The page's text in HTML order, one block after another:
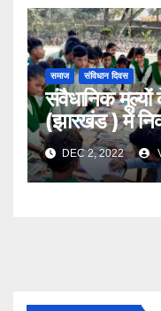
समाज संविधान दिवस
संवैधानिक मूल्यों
(झारखंड ) में
यात्राDEC 2, 2022